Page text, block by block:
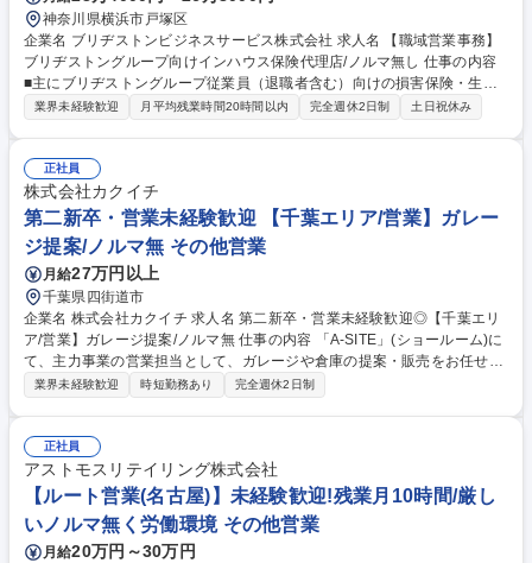
神奈川県横浜市戸塚区
企業名 ブリヂストンビジネスサービス株式会社 求人名 【職域営業事務】
ブリヂストングループ向けインハウス保険代理店/ノルマ無し 仕事の内容
■主にブリヂストングループ従業員（退職者含む）向けの損害保険・生命
保険の新規、更改、変更等の顧客対応、専門事務の損保業務全般をお任せ
ご説明■各種書類作成・計上業務■団体扱の給与控除業務等 【特徴】ノル
マ、飛び込み営業等は無く担当していただくお客さまへ向き合って業務を
していただくことが可能な環境です。完全週休2日制で営業活動のための
休日出勤も無く、毎月平均15ｈ程度の残業でワークライフバランスのとれ
た環境です。 募集職種 【職域営業事務】ブリヂストングループ向けイン
ハウス保険代理店/ノルマ無し
業界未経験歓迎 月平均残業時間20時間以内 完全週休2日制 土日祝休み
正社員
株式会社カクイチ
第二新卒・営業未経験歓迎 【千葉エリア/営業】ガレー
ジ提案/ノルマ無 その他営業
月給27万円以上
千葉県四街道市
企業名 株式会社カクイチ 求人名 第二新卒・営業未経験歓迎◎【千葉エリ
ア/営業】ガレージ提案/ノルマ無 仕事の内容 「A-SITE」(ショールーム)に
て、主力事業の営業担当として、ガレージや倉庫の提案・販売をお任せ。
全国のJAや農機具販売店等からのご紹介が中心のため、新規の飛び込み営
確認 → 15:00 A-SITEにご来店されたお客様と商談 → 17:00 見積書作成・
事務処理 → 18:00退社 ★ノルマはなく目標数字を追うスタイルで、ペナ
ルティもないため安定して働けます。★製品の機能性だけでなく、雑誌掲
載もされるデザイン性の高さが武器になります。 募集職種 第二新卒・営
業未経験歓迎◎【千葉エリア/営業】ガレージ提案/ノルマ無
業界未経験歓迎 時短勤務あり 完全週休2日制
正社員
アストモスリテイリング株式会社
【ルート営業(名古屋)】未経験歓迎!残業月10時間/厳し
いノルマ無く労働環境 その他営業
月給20万円～30万円